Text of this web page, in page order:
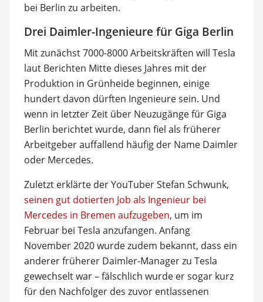
bei Berlin zu arbeiten.
Drei Daimler-Ingenieure für Giga Berlin
Mit zunächst 7000-8000 Arbeitskräften will Tesla
laut Berichten Mitte dieses Jahres mit der
Produktion in Grünheide beginnen, einige
hundert davon dürften Ingenieure sein. Und
wenn in letzter Zeit über Neuzugänge für Giga
Berlin berichtet wurde, dann fiel als früherer
Arbeitgeber auffallend häufig der Name Daimler
oder Mercedes.
Zuletzt erklärte der YouTuber Stefan Schwunk,
seinen gut dotierten Job als Ingenieur bei
Mercedes in Bremen aufzugeben, um im
Februar bei Tesla anzufangen. Anfang
November 2020 wurde zudem bekannt, dass ein
anderer früherer Daimler-Manager zu Tesla
gewechselt war – fälschlich wurde er sogar kurz
für den Nachfolger des zuvor entlassenen